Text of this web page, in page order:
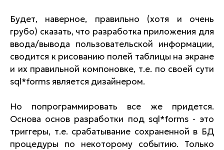
Будет, наверное, правильно (хотя и очень
грубо) сказать, что разработка приложения для
ввода/вывода пользовательской информации,
сводится к рисованию полей таблицы на экране
и их правильной компоновке, т.е. по своей сути
sql*forms является дизайнером.
Но попрограммировать все же придется.
Основа основ разработки под sql*forms - это
триггеры, т.е. срабатывание сохраненной в БД
процедуры по некоторому событию. Только